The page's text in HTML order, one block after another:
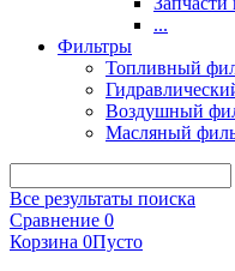
...
Фильтры
Топливный
Воздушный
Масляный
Все результаты поиска
Сравнение 0
Корзина 0Пусто